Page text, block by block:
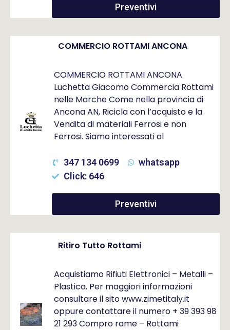
Preventivi
COMMERCIO ROTTAMI ANCONA
COMMERCIO ROTTAMI ANCONA
Luchetta Giacomo Commercia Rottami
nelle Marche Come nella provincia di
Ancona AN, Ricicla con l’acquisto e la
Vendita di materiali Ferrosi e non
Ferrosi. Siamo interessati al
347 134 0699
whatsapp
Click: 646
Preventivi
Ritiro Tutto Rottami
Acquistiamo Rifiuti Elettronici – Metalli –
Plastica. Per maggiori informazioni
consultare il sito www.zimetitaly.it
oppure contattare il numero + 39 393 98
21 293 Compro rame – Rottami